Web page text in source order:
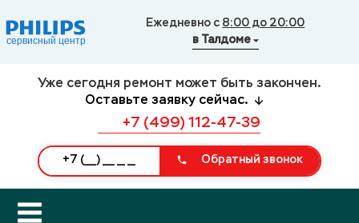
Ежедневно с 8:00 до 20:00
в Талдоме
Уже сегодня ремонт может быть закончен.
Оставьте заявку сейчас.
+7 (499) 112-47-39
Обратный звонок